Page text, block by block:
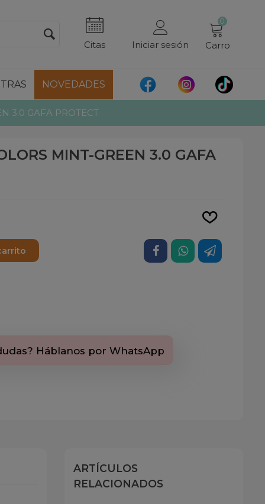
Citas Iniciar sesión
0
Carro
NOVEDADES
3.0 GAFA PROTECT
MINT-GREEN 3.0 GAFA
Háblanos por WhatsApp
ARTÍCULOS
RELACIONADOS